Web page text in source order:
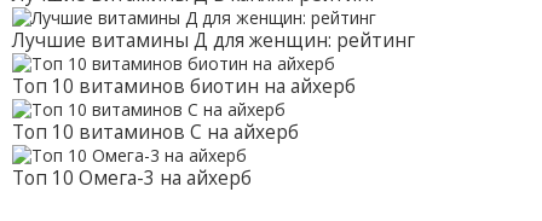
Лучшие витамины Д для женщин: рейтинг
Топ 10 витаминов биотин на айхерб
Топ 10 витаминов С на айхерб
Топ 10 Омега-3 на айхерб